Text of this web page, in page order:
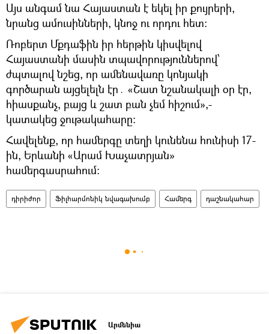
Այս անգամ նա Հայաստան է եկել իր քույրերի,
նրանց ամուսինների, կնոջ ու որդու հետ։
Ռոբերտ Մքդաֆին իր հերթին կիսվելով
Հայաստանի մասին տպավորություններով՝
ժպտալով նշեց, որ ամենավառը կոնյակի
գործարան այցելելն էր․ «Շատ նշանակալի օր էր,
հիասքանչ, բայց և շատ բան չեմ հիշում»,-
կատակեց ջութակահարը։
Հավելենք, որ համերգը տեղի կունենա հունիսի 17-
ին, Երևանի «Արամ Խաչատրյան»
համերգասրահում։
դիրիժոր Ֆիլհարմոնիկ նվագախումբ Համերգ դաշնակահար
Արմենիա